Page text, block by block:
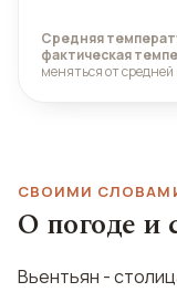
Средняя
фактическая
меняться от
СВОИМИ
О погоде и
Вьентьян -